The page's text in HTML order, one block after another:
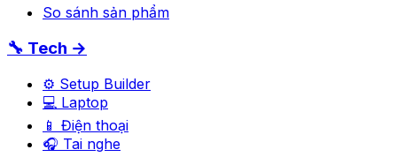
So sánh sản phẩm
🔧 Tech →
⚙️ Setup Builder
💻 Laptop
📱 Điện thoại
🎧 Tai nghe